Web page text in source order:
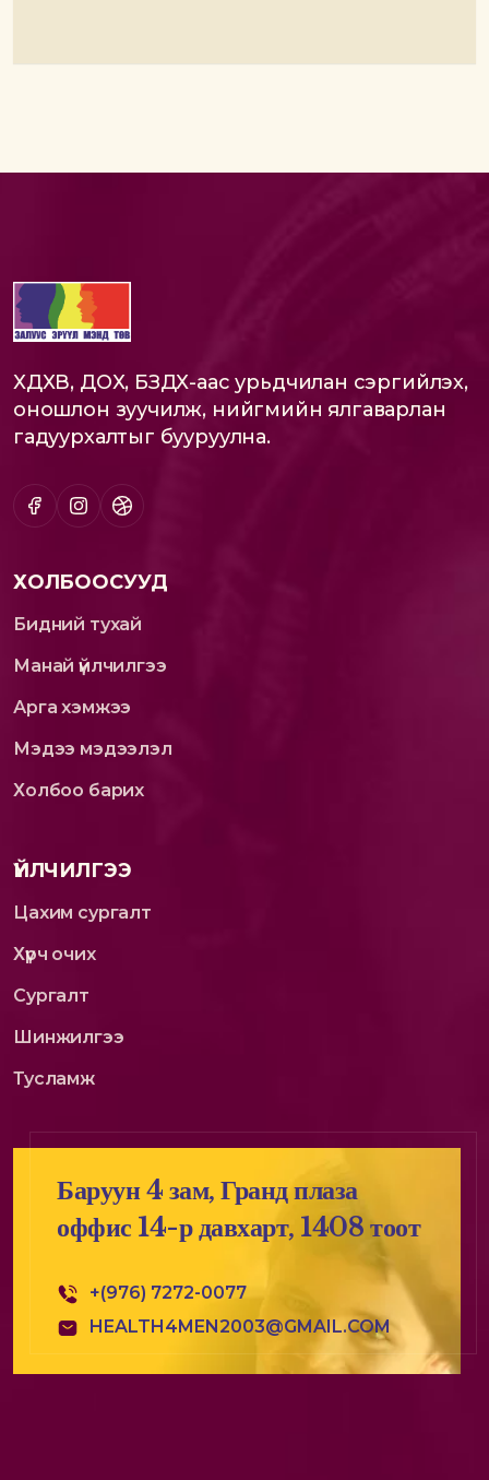
ХДХВ, ДОХ, БЗДХ-аас урьдчилан сэргийлэх,
оношлон зуучилж, нийгмийн ялгаварлан
гадуурхалтыг бууруулна.
ХОЛБООСУУД
Бидний тухай
Манай үйлчилгээ
Арга хэмжээ
Мэдээ мэдээлэл
Холбоо барих
ҮЙЛЧИЛГЭЭ
Цахим сургалт
Хүрч очих
Сургалт
Шинжилгээ
Тусламж
Баруун 4 зам, Гранд плаза
оффис 14-р давхарт, 1408 тоот
+(976) 7272-0077
HEALTH4MEN2003@GMAIL.COM